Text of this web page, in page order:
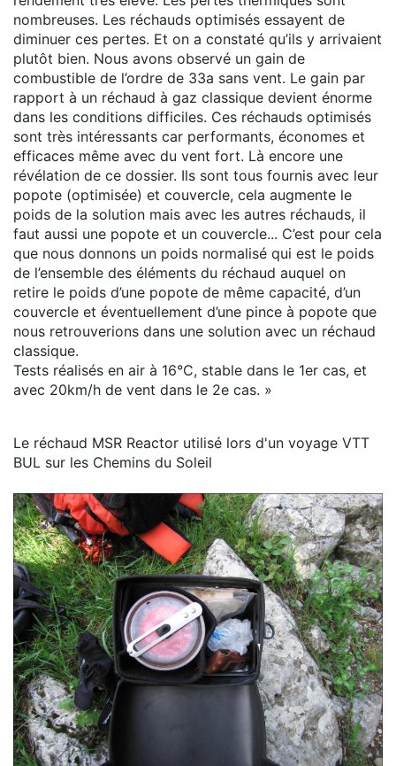
nombreuses. Les réchauds optimisés essayent de
diminuer ces pertes. Et on a constaté qu’ils y arrivaient
plutôt bien. Nous avons observé un gain de
combustible de l’ordre de 33a sans vent. Le gain par
rapport à un réchaud à gaz classique devient énorme
dans les conditions difficiles. Ces réchauds optimisés
sont très intéressants car performants, économes et
efficaces même avec du vent fort. Là encore une
révélation de ce dossier. Ils sont tous fournis avec leur
popote (optimisée) et couvercle, cela augmente le
poids de la solution mais avec les autres réchauds, il
faut aussi une popote et un couvercle... C’est pour cela
que nous donnons un poids normalisé qui est le poids
de l’ensemble des éléments du réchaud auquel on
retire le poids d’une popote de même capacité, d’un
couvercle et éventuellement d’une pince à popote que
nous retrouverions dans une solution avec un réchaud
classique.
Tests réalisés en air à 16°C, stable dans le 1er cas, et
avec 20km/h de vent dans le 2e cas. »
Le réchaud MSR Reactor utilisé lors d'un voyage VTT
BUL sur les Chemins du Soleil